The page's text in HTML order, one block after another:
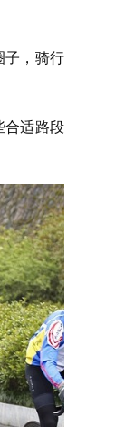
子，骑行
合适路段